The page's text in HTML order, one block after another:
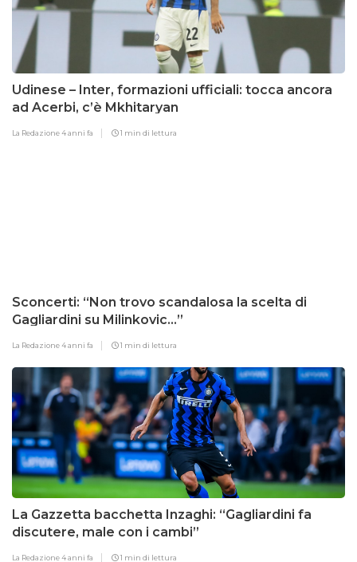
Udinese – Inter, formazioni ufficiali: tocca ancora
ad Acerbi, c’è Mkhitaryan
La Redazione4 anni fa 1 min di lettura
Sconcerti: “Non trovo scandalosa la scelta di
Gagliardini su Milinkovic…”
La Redazione4 anni fa 1 min di lettura
La Gazzetta bacchetta Inzaghi: “Gagliardini fa
discutere, male con i cambi”
La Redazione4 anni fa 1 min di lettura